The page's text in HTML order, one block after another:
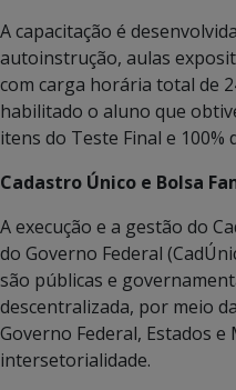
A capacitação é
autoinstrução, aulas
com carga horária total de
habilitado o aluno que
itens do Teste Final e 100%
Cadastro Único e Bolsa
A execução e a gestão do
do Governo Federal
são públicas e
descentralizada, por meio
Governo Federal, Estados
intersetorialidade.